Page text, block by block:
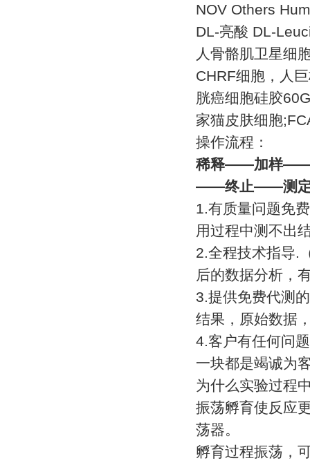
NOV Others
DL-亮酸 DL-
人骨骼肌卫星细
CHRF细胞，人
胱癌细胞硅胶
家猫皮肤细胞
操作流程：
稀释——加样
——终止——测
1.有质量问题免
用过程中测不出
2.全程技术指导.
后的数据分析，
3.提供免费代测
结果，原始数据
4.客户有任何问
一块都是竭诚为
为什么实验过程
振荡孵育使反应
荡器。
孵育过程振荡，